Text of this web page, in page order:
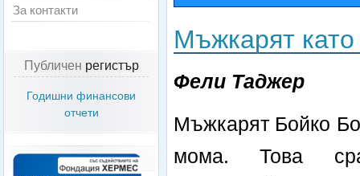
Мъжкарят
Фели Таджер
Мъжкарят Бойко
мома. Това
За контакти
Публичен регистър
Годишни финансови
отчети